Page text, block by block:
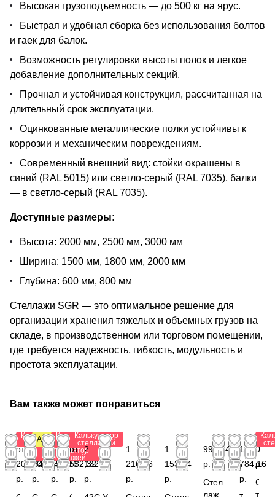
Высокая грузоподъемность — до 500 кг на ярус.
Быстрая и удобная сборка без использования болтов
и гаек для балок.
Возможность регулировки высоты полок и легкое
добавление дополнительных секций.
Прочная и устойчивая конструкция, рассчитанная на
длительный срок эксплуатации.
Оцинкованные металлические полки устойчивы к
коррозии и механическим повреждениям.
Современный внешний вид: стойки окрашены в
синий (RAL 5015) или светло-серый (RAL 7035), балки
— в светло-серый (RAL 7035).
Доступные размеры:
Высота: 2000 мм, 2500 мм, 3000 мм
Ширина: 1500 мм, 1800 мм, 2000 мм
Глубина: 600 мм, 800 мм
Стеллажи SGR — это оптимальное решение для
организации хранения тяжелых и объемных грузов на
складе, в производственном или торговом помещении,
где требуется надежность, гибкость, модульность и
простота эксплуатации.
Вам также может понравиться
Калькулятор
стеллажей
от 1
203,84
р.
Антистатический
Калькулятор
стеллажей
от 2
003,64
р.
Калькулятор
стеллажей
от
191,76
р.
Калькулятор
стеллажей
от
532,32
р.
2
132,88
р.
1
216,56
р.
1
153,44
р.
992,64
р.
Стел
лаж
1
784,16
р.
0
р.
С
т